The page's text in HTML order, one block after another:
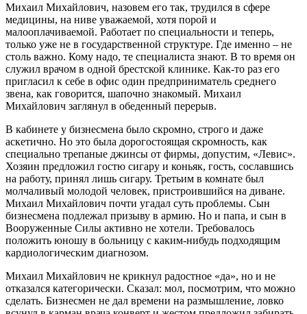
Михаил Михайлович, назовем его так, трудился в сфере
медицины, на ниве уважаемой, хотя порой и
малооплачиваемой. Работает по специальности и теперь,
только уже не в государственной структуре. Где именно – не
столь важно. Кому надо, те специалиста знают. В то время он
служил врачом в одной брестской клинике. Как-то раз его
пригласил к себе в офис один предприниматель среднего
звена, как говорится, шапочно знакомый. Михаил
Михайлович заглянул в обеденный перерыв.
В кабинете у бизнесмена было скромно, строго и даже
аскетично. Но это была дорогостоящая скромность, как
специально трепаные джинсы от фирмы, допустим, «Левис».
Хозяин предложил гостю сигару и коньяк, гость, сославшись
на работу, принял лишь сигару. Третьим в комнате был
молчаливый молодой человек, пристроившийся на диване.
Михаил Михайлович почти угадал суть проблемы. Сын
бизнесмена подлежал призыву в армию. Но и папа, и сын в
Вооруженные Силы активно не хотели. Требовалось
положить юношу в больницу с каким-нибудь подходящим
кардиологическим диагнозом.
Михаил Михайлович не крикнул радостное «да», но и не
отказался категорически. Сказал: мол, посмотрим, что можно
сделать. Бизнесмен не дал времени на размышление, ловко